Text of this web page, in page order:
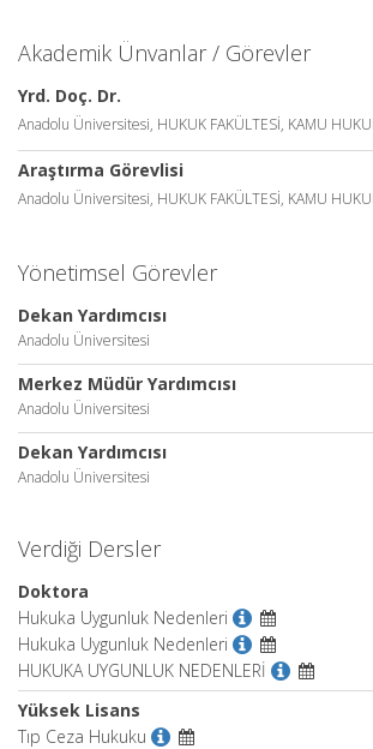
Akademik Ünvanlar / Görevler
Yrd. Doç. Dr.
Anadolu Üniversitesi, HUKUK FAKÜLTESİ, KAMU
Araştırma Görevlisi
Anadolu Üniversitesi, HUKUK FAKÜLTESİ, KAMU
Yönetimsel Görevler
Dekan Yardımcısı
Anadolu Üniversitesi
Merkez Müdür Yardımcısı
Anadolu Üniversitesi
Dekan Yardımcısı
Anadolu Üniversitesi
Verdiği Dersler
Doktora
Hukuka Uygunluk Nedenleri
Hukuka Uygunluk Nedenleri
HUKUKA UYGUNLUK NEDENLERİ
Yüksek Lisans
Tıp Ceza Hukuku